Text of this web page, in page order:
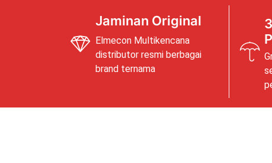
Jaminan Original
Elmecon Multikencana
distributor resmi berbagai
brand ternama